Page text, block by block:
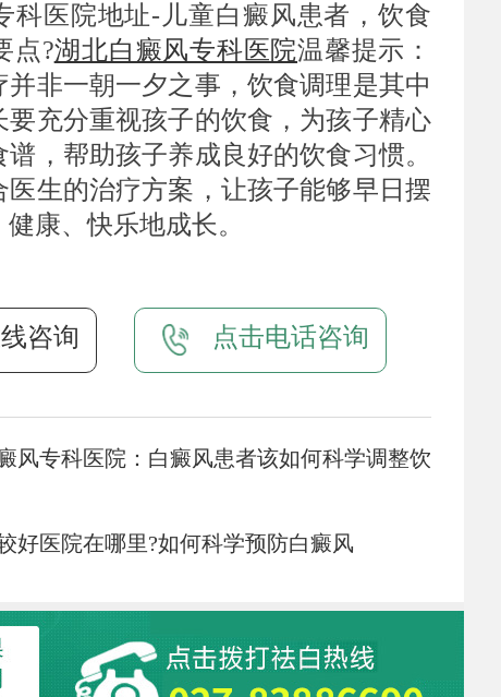
医院地址-儿童白癜风患者，饮食
点?湖北白癜风专科医院温馨提示：
并非一朝一夕之事，饮食调理是其中
要充分重视孩子的饮食，为孩子精心
，帮助孩子养成良好的饮食习惯。
医生的治疗方案，让孩子能够早日摆
康、快乐地成长。
咨询 点击电话咨询
风专科医院：白癜风患者该如何科学调整饮
好医院在哪里?如何科学预防白癜风